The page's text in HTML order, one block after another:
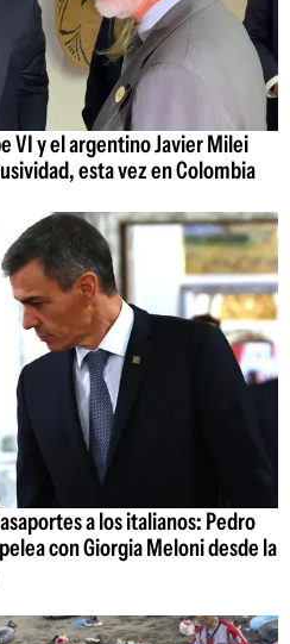
VI y el argentino Javier Milei
esta vez en Colombia
a los italianos: Pedro
con Giorgia Meloni desde la